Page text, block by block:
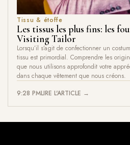
Tissu & étoffe
Les tissus les plus fins: les
Visiting Tailor
Lorsqu’il s’agit de confectionner un
tissu est primordial. Comprendre les
que nous utilisons approfondit votre
dans chaque vêtement que nous créons.
9:28 PMLIRE L'ARTICLE →